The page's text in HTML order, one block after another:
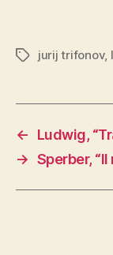
Tagsjurij trifonov,
←
Ludwig,
→ Sperber,